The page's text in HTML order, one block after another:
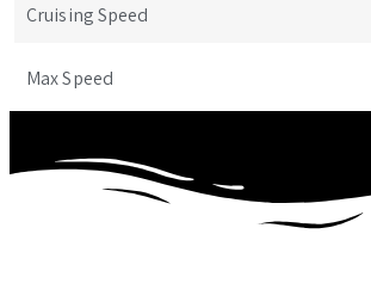
Cruising Speed
Max Speed